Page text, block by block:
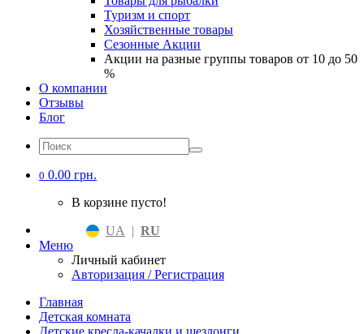
Туризм и спорт
Хозяйственные товары
Сезонные Акции
Акции на разные группы товаров от 10 до 50
%
О компании
Отзывы
Блог
0 0.00 грн.
В корзине пусто!
UA | RU
Меню
Личный кабинет
Авторизация / Регистрация
Главная
Детская комната